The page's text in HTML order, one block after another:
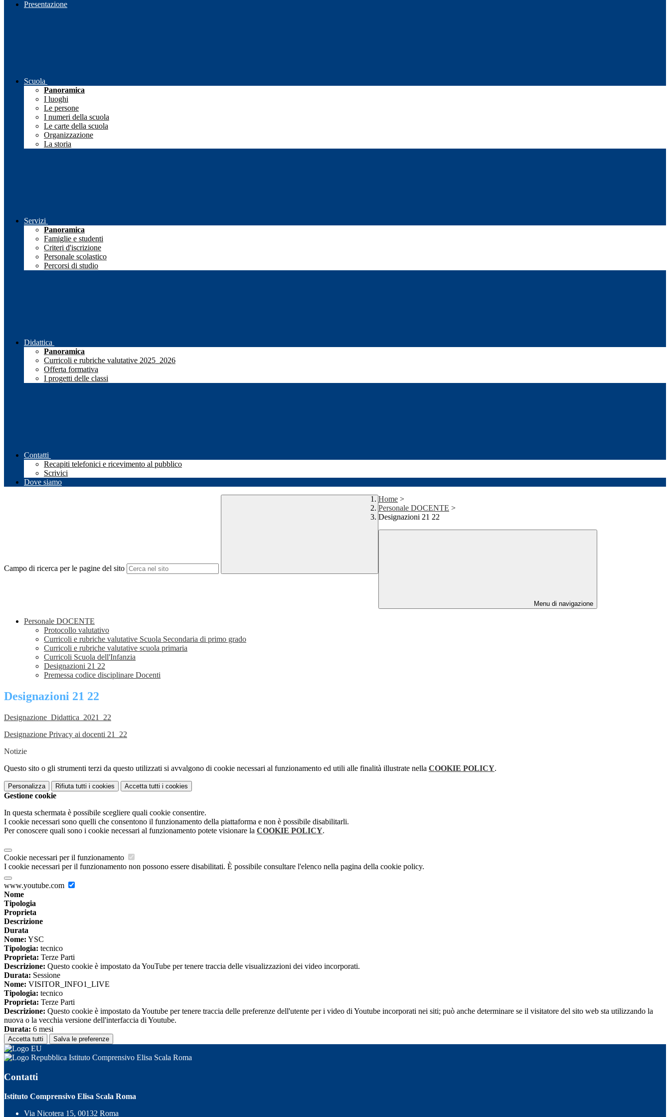
Presentazione
Scuola
Panoramica
I luoghi
Le persone
I numeri della scuola
Le carte della scuola
Organizzazione
La storia
Servizi
Panoramica
Famiglie e studenti
Criteri d'iscrizione
Personale scolastico
Percorsi di studio
Didattica
Panoramica
Curricoli e rubriche valutative 2025_2026
Offerta formativa
I progetti delle classi
Contatti
Recapiti telefonici e ricevimento al pubblico
Scrivici
Dove siamo
Campo di ricerca per le pagine del sito
Home >
Personale DOCENTE >
Designazioni 21 22
Menu di navigazione
Personale DOCENTE
Protocollo valutativo
Curricoli e rubriche valutative Scuola Secondaria di primo grado
Curricoli e rubriche valutative scuola primaria
Curricoli Scuola dell'Infanzia
Designazioni 21 22
Premessa codice disciplinare Docenti
Designazioni 21 22
Designazione_Didattica_2021_22
Designazione Privacy ai docenti 21_22
Notizie
Questo sito o gli strumenti terzi da questo utilizzati si avvalgono di cookie necessari al funzionamento ed utili alle finalità illustrate nella COOKIE POLICY.
Personalizza Rifiuta tutti i cookies Accetta tutti i cookies
Gestione cookie
In questa schermata è possibile scegliere quali cookie consentire.
I cookie necessari sono quelli che consentono il funzionamento della piattaforma e non è possibile disabilitarli.
Per conoscere quali sono i cookie necessari al funzionamento potete visionare la COOKIE POLICY.
Cookie necessari per il funzionamento
I cookie necessari per il funzionamento non possono essere disabilitati. È possibile consultare l'elenco nella pagina della cookie policy.
www.youtube.com
Nome
Tipologia
Proprieta
Descrizione
Durata
Nome: YSC
Tipologia: tecnico
Proprieta: Terze Parti
Descrizione: Questo cookie è impostato da YouTube per tenere traccia delle visualizzazioni dei video incorporati.
Durata: Sessione
Nome: VISITOR_INFO1_LIVE
Tipologia: tecnico
Proprieta: Terze Parti
Descrizione: Questo cookie è impostato da Youtube per tenere traccia delle preferenze dell'utente per i video di Youtube incorporati nei siti; può anche determinare se il visitatore del sito web sta utilizzando la
nuova o la vecchia versione dell'interfaccia di Youtube.
Durata: 6 mesi
Accetta tutti Salva le preferenze
Istituto Comprensivo Elisa Scala Roma
Contatti
Istituto Comprensivo Elisa Scala Roma
Via Nicotera 15, 00132 Roma